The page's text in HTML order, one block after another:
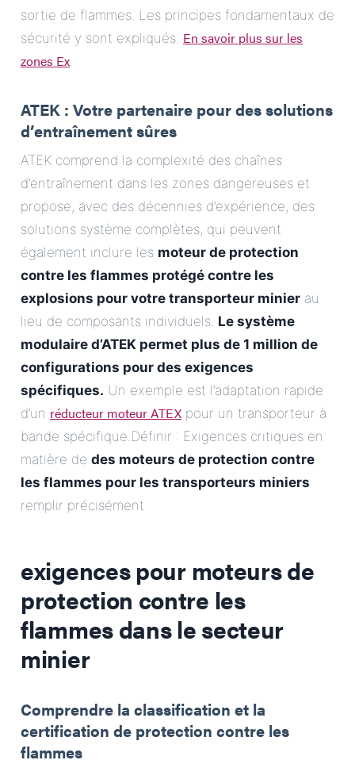
sortie de flammes. Les principes fondamentaux de
sécurité y sont expliqués. En savoir plus sur les
zones Ex.
ATEK : Votre partenaire pour des solutions
d’entraînement sûres
ATEK comprend la complexité des chaînes
d’entraînement dans les zones dangereuses et
propose, avec des décennies d’expérience, des
solutions système complètes, qui peuvent
également inclure les moteur de protection
contre les flammes protégé contre les
explosions pour votre transporteur minier au
lieu de composants individuels. Le système
modulaire d’ATEK permet plus de 1 million de
configurations pour des exigences
spécifiques. Un exemple est l’adaptation rapide
d’un réducteur moteur ATEX pour un transporteur à
bande spécifique.Définir : Exigences critiques en
matière de des moteurs de protection contre
les flammes pour les transporteurs miniers
remplir précisément
exigences pourmoteurs de
protection contre les
flammes dans le secteur
minier
Comprendre la classification et la
certification de protection contre les
flammes